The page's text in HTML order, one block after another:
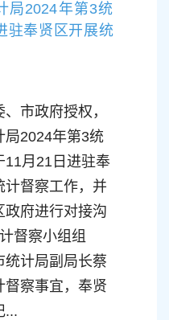
局2024年第3统
驻奉贤区开展统
市政府授权，
局2024年第3统
11月21日进驻奉
计督察工作，并
政府进行对接沟
督察小组组
统计局副局长蔡
督察事宜，奉贤
...